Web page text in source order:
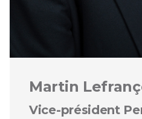
Martin
Vice-président